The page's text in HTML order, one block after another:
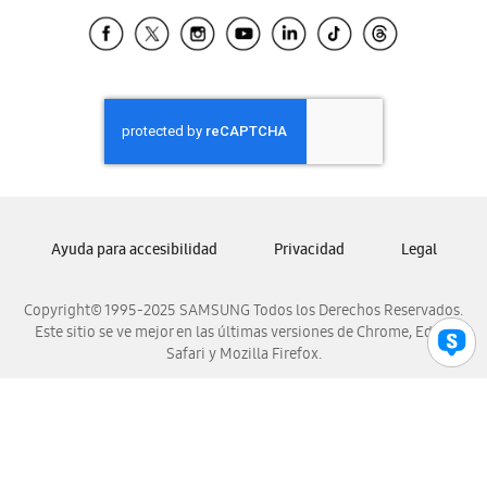
Samsung El Salvador
Samsung Honduras
Samsung Nicaragua
Samsung Panamá
Samsung Venezuela
Copyright© 1995-2025 SAMSUNG Todos los Derechos Reservados.
Este sitio se ve mejor en las últimas versiones de Chrome, Edge,
Safari y Mozilla Firefox.
Ayuda para accesibilidad Privacidad Legal